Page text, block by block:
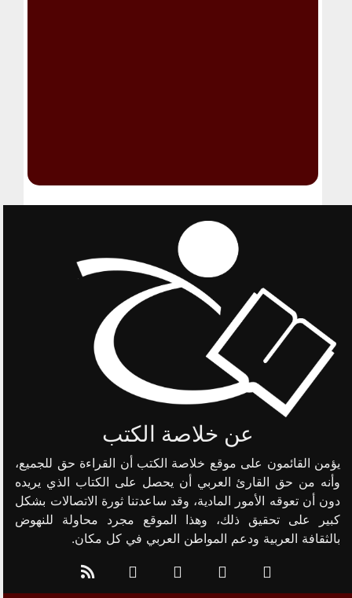
عن خلاصة الكتب
يؤمن القائمون على موقع خلاصة الكتب أن القراءة حق للجميع،
وأنه من حق القارئ العربي أن يحصل على الكتاب الذي يريده
دون أن تعوقه الأمور المادية، وقد ساعدتنا ثورة الاتصالات بشكل
كبير على تحقيق ذلك، وهذا الموقع مجرد محاولة للنهوض
بالثقافة العربية ودعم المواطن العربي في كل مكان.